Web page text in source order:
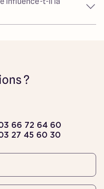
?
66 72 64 60
27 45 60 30